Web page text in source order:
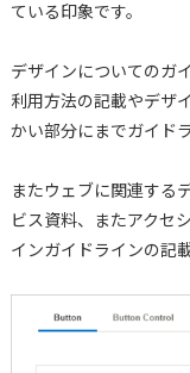
ている印象です。
デザインについてのガ
利用方法の記載やデザ
かい部分にまでガイド
またウェブに関連する
ビス資料、またアクセ
インガイドラインの記